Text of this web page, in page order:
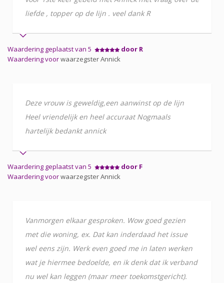
liefde , topper op de lijn . veel dank R
Waardering geplaatst van 5
door R
Waardering voorwaarzegster Annick
Deze vrouw is geweldig,een aanwinst op de lijn
Heel vriendelijk en heel accuraat Nogmaals
hartelijk bedankt annick
Waardering geplaatst van 5
door F
Waardering voorwaarzegster Annick
Vanmorgen elkaar gesproken. Wow goed gezien
met die woning, ex. Dat kan inderdaad het issue
wel eens zijn. Werk even goed me in laten werken
wat je hiermee bedoelde, en ik denk dat ik verband
nu wel kan leggen (maar meer toekomstgericht).